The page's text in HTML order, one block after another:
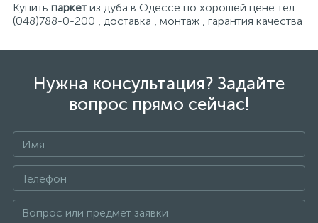
Купить паркетиз дуба в Одессе по хорошей цене тел
(048)788-0-200 , доставка , монтаж , гарантия качества
Нужна консультация? Задайте
вопрос прямо сейчас!